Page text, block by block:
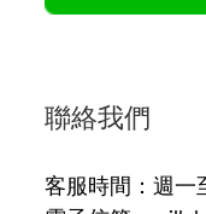
聯絡我們
客服時間：週一